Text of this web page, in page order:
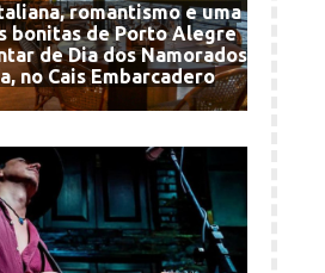
romantismo e uma
bonitas de Porto Alegre
de Dia dos Namorados
no Cais Embarcadero